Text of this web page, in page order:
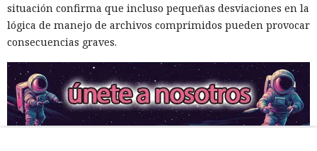
situación confirma que incluso pequeñas desviaciones en la
lógica de manejo de archivos comprimidos pueden provocar
consecuencias graves.